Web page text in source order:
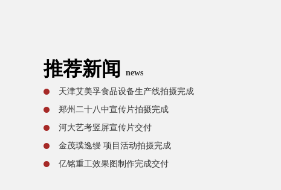
推荐新闻 news
天津艾美孚食品设备生产线拍摄完成
郑州二十八中宣传片拍摄完成
河大艺考竖屏宣传片交付
金茂璞逸缦 项目活动拍摄完成
亿铭重工效果图制作完成交付